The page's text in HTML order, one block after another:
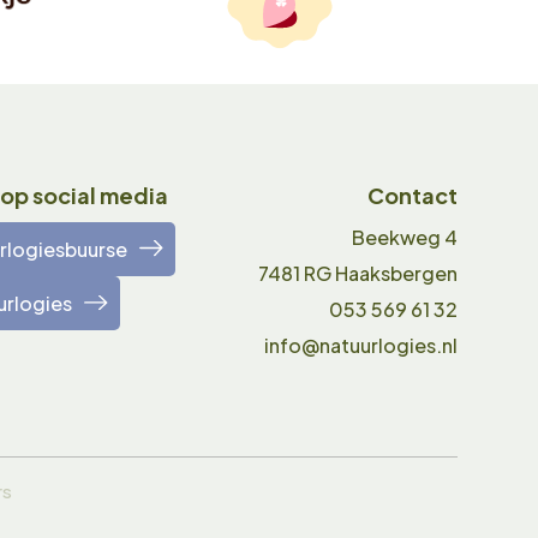
social media Contact
Beekweg 4
7481 RG Haaksbergen
053 569 61 32
info@natuurlogies.nl